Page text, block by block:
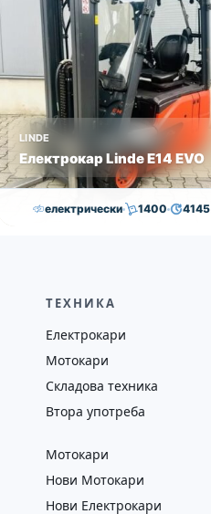
LINDE
Електрокар Linde E14 EVO
електрически 1400 4145
2019
ТЕХНИКА
Електрокари
Мотокари
Складова техника
Втора употреба
Мотокари
Нови Мотокари
Нови Електрокари